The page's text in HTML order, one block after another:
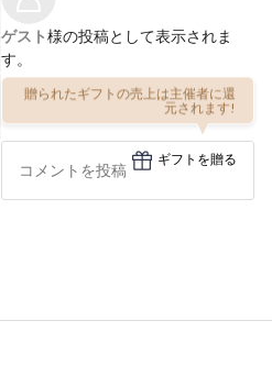
ゲスト様の投稿として表示されま
す。
贈られたギフトの売上は主催者に還
元されます!
ギフトを贈る